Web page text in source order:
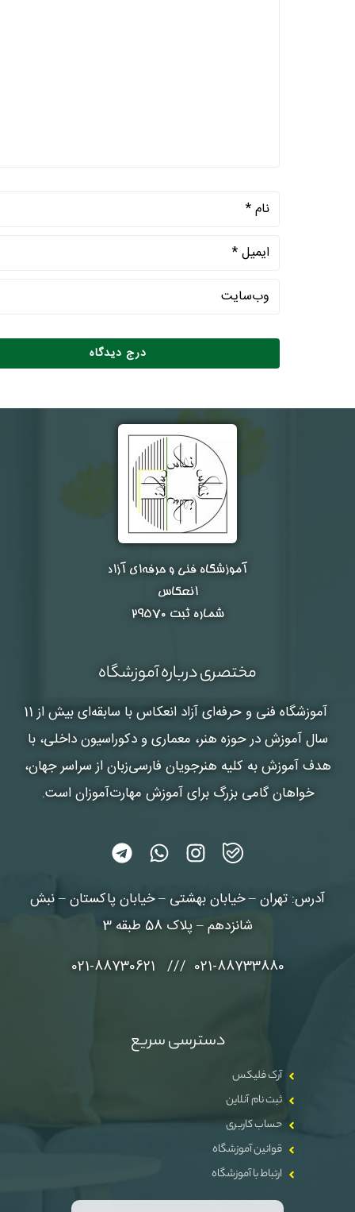
آموزشگاه فنی و حرفه‌ای آزاد
انعکاس
شماره ثبت ۲۹۵۷۰
مختصری درباره آموزشگاه
آموزشگاه فنی و حرفه‌ای آزاد انعکاس
با سابقه‌ای بیش از 11
سال آموزش در حوزه هنر، معماری و دکوراسیون داخلی، با
هدف آموزش به کلیه هنرجویان فارسی‌زبان از سراسر جهان،
خواهان گامی بزرگ برای آموزش مهارت‌آموزان است.
آدرس: تهران – خیابان بهشتی – خیابان پاکستان – نبش
شانزدهم – پلاک 58 طبقه 3
021-88733880 /// 021-88730621
دسترسی سریع
آرک فلیکس
ثبت نام آنلاین
حساب کاربری
قوانین آموزشگاه
ارتباط با آموزشگاه